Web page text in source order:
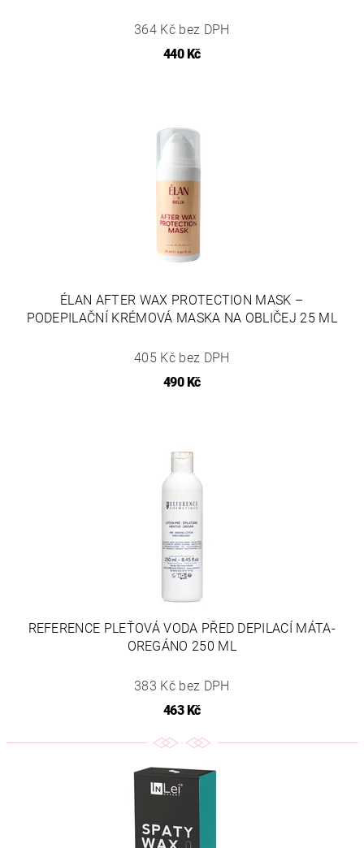
364 Kč bez DPH
440 Kč
ÉLAN AFTER WAX PROTECTION MASK –
PODEPILAČNÍ KRÉMOVÁ MASKA NA OBLIČEJ 25 ML
405 Kč bez DPH
490 Kč
REFERENCE PLEŤOVÁ VODA PŘED DEPILACÍ MÁTA-
OREGÁNO 250 ML
383 Kč bez DPH
463 Kč